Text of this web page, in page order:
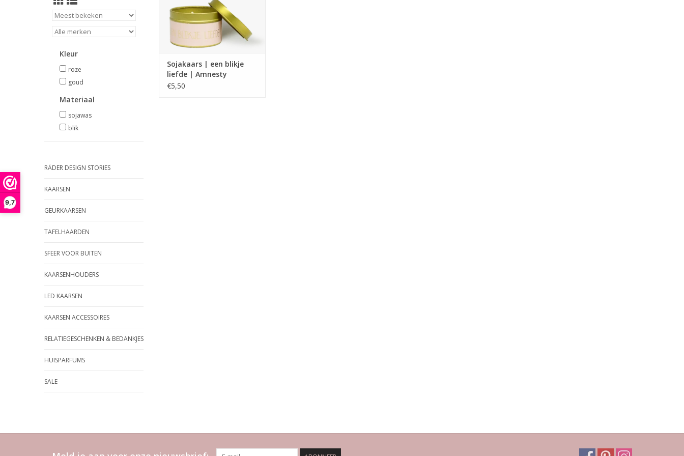
9,7
Kleur
roze
goud
Materiaal
sojawas
blik
RÄDER DESIGN STORIES
KAARSEN
GEURKAARSEN
TAFELHAARDEN
SFEER VOOR BUITEN
KAARSENHOUDERS
LED KAARSEN
KAARSEN ACCESSOIRES
RELATIEGESCHENKEN & BEDANKJES
HUISPARFUMS
SALE
TOEVOEGEN AAN WINKELWAGEN
Sojakaars | een blikje
liefde | Amnesty
€5,50